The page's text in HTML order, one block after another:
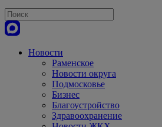
Новости
Раменское
Новости округа
Подмосковье
Бизнес
Благоустройство
Здравоохранение